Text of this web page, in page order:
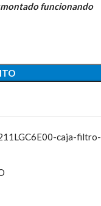
funcionando
caja-filtro-